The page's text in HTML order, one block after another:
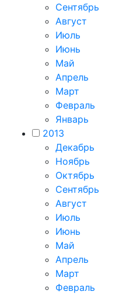
Сентябрь
Август
Июль
Июнь
Май
Апрель
Март
Февраль
Январь
2013
Декабрь
Ноябрь
Октябрь
Сентябрь
Август
Июль
Июнь
Май
Апрель
Март
Февраль